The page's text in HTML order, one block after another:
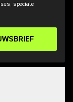
speciale